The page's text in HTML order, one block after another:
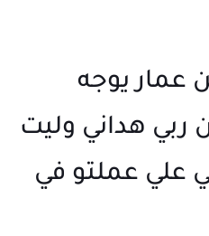
عمار يوجه
ربي هداني وليت
علي عملتو في